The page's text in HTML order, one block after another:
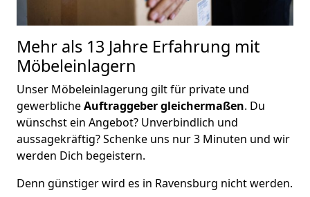
Mehr als 13 Jahre Erfahrung mit
Möbeleinlagern
Unser Möbeleinlagerung gilt für private und
gewerblicheAuftraggeber gleichermaßen. Du
wünschst ein Angebot? Unverbindlich und
aussagekräftig? Schenke uns nur 3 Minuten und wir
werden Dich begeistern.
Denn günstiger wird es in Ravensburg nicht werden.